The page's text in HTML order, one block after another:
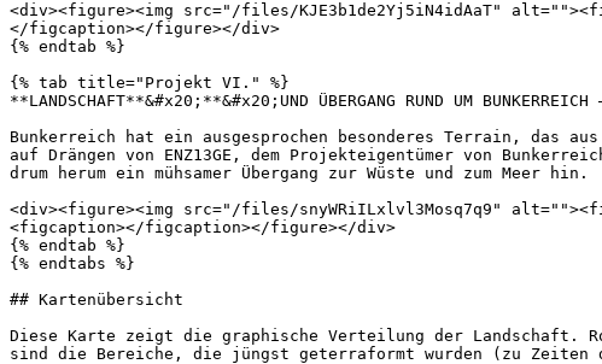
<div><figure><img src="/files/KJE3b1de2Yj5iN4idAaT"
</figcaption></figure></div>
{% endtab %}
{% tab title="Projekt VI." %}
**LANDSCHAFT**&#x20;**&#x20;UND ÜBERGANG RUND UM
Bunkerreich hat ein ausgesprochen besonderes Terrain, das
auf Drängen von ENZ13GE, dem Projekteigentümer von
drum herum ein mühsamer Übergang zur Wüste und zum Meer hin.
<div><figure><img src="/files/snyWRiILxlvl3Mosq7q9"
<figcaption></figcaption></figure></div>
{% endtab %}
{% endtabs %}
## Kartenübersicht
Diese Karte zeigt die graphische Verteilung der Landschaft.
sind die Bereiche, die jüngst geterraformt wurden (zu Zeiten